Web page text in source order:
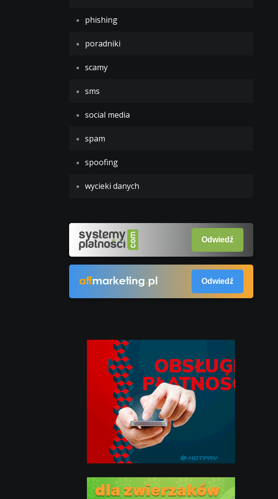
phishing
poradniki
scamy
sms
social media
spam
spoofing
wycieki danych
Odwiedź
Odwiedź